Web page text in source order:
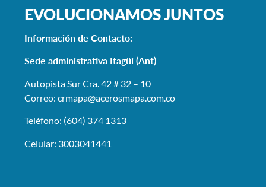
EVOLUCIONAMOS JUNTOS
Información de Contacto:
Sede administrativa Itagüi (Ant)
Autopista Sur Cra. 42 # 32 – 10
Correo: crmapa@acerosmapa.com.co
Teléfono: (604) 374 1313
Celular: 3003041441